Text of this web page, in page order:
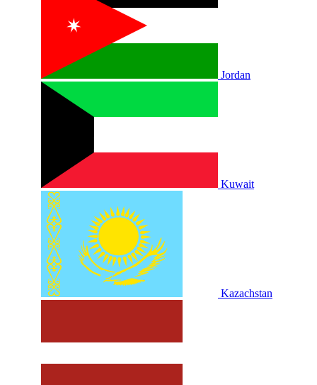
Jordan
Kuwait
Kazachstan